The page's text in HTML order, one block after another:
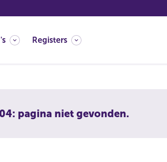
Registers
pagina niet gevonden.